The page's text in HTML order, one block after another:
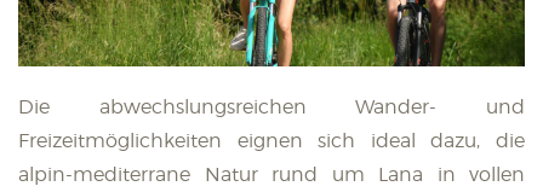
Die abwechslungsreichen Wander- und
Freizeitmöglichkeiten eignen sich ideal dazu, die
alpin-mediterrane Natur rund um Lana in vollen